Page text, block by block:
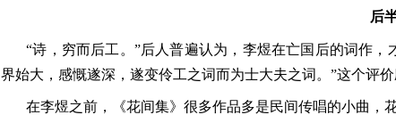
后
“诗，穷而后工。”后人普遍认为，李煜在亡国后的词作
界始大，感慨遂深，遂变伶工之词而为士大夫之词。”这个评
在李煜之前，《花间集》很多作品多是民间传唱的小曲，